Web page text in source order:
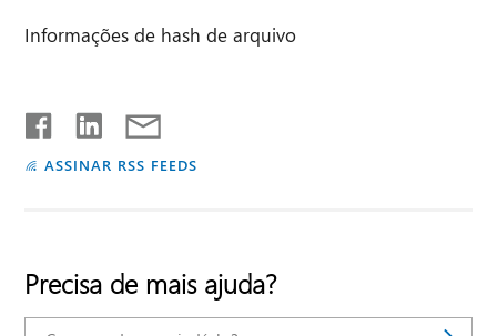
Informações de hash de arquivo
ASSINAR RSS FEEDS
Precisa de mais ajuda?